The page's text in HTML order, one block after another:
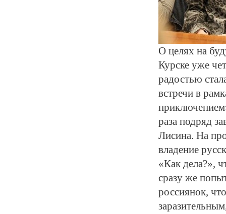
О целях на
Курске уже
радостью
встречи в
раза подряд
Лисина. На
владение
«Как дела?»,
сразу же
россиянок,